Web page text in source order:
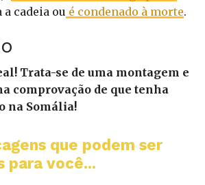
cadeia ou é condenado à morte.
Trata-se de uma montagem e
comprovação de que tenha
na Somália!
que podem ser
para você...